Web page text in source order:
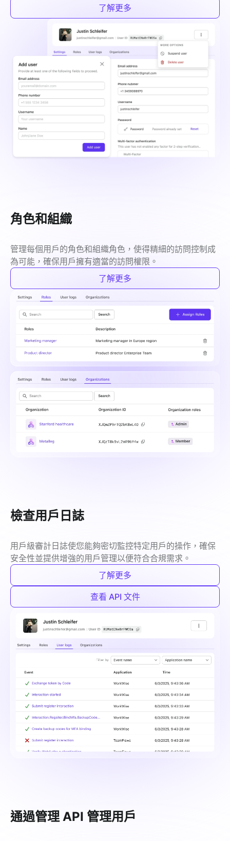
了解更多
角色和組織
管理每個用戶的角色和組織角色，使得精細的訪問控制成
為可能，確保用戶擁有適當的訪問權限。
了解更多
檢查用戶日誌
用戶級審計日誌使您能夠密切監控特定用戶的操作，確保
安全性並提供增強的用戶管理以便符合合規需求。
了解更多
查看 API 文件
通過管理 API 管理用戶